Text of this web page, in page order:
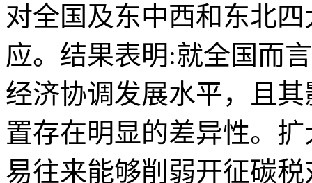
对全国及东中西和东北
应。结果表明:就全国而
经济协调发展水平，且
置存在明显的差异性。
易往来能够削弱开征碳